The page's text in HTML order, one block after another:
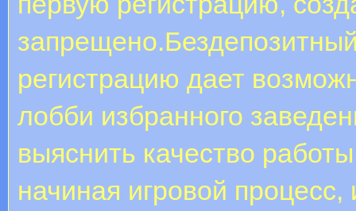
регистрацию дает
лобби избранного
выяснить качество
начиная игровой процесс,